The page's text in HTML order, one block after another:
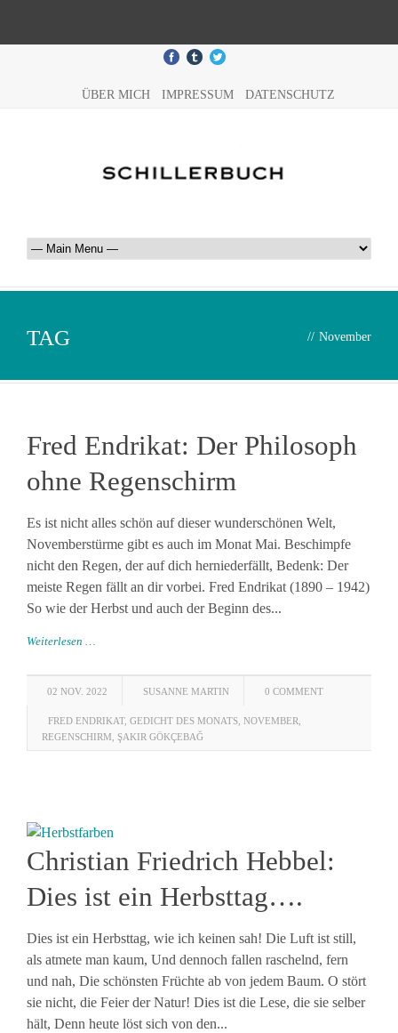
ÜBER MICH IMPRESSUM DATENSCHUTZ
TAG // November
Fred Endrikat: Der Philosoph
ohne Regenschirm
Es ist nicht alles schön auf dieser wunderschönen Welt,
Novemberstürme gibt es auch im Monat Mai. Beschimpfe
nicht den Regen, der auf dich herniederfällt, Bedenk: Der
meiste Regen fällt an dir vorbei. Fred Endrikat (1890 – 1942)
So wie der Herbst und auch der Beginn des...
Weiterlesen …
02 NOV. 2022 SUSANNE MARTIN 0 COMMENT
FRED ENDRIKAT, GEDICHT DES MONATS NOVEMBER
REGENSCHIRM ŞAKIR GÖKÇEBAĞ
Christian Friedrich Hebbel:
Dies ist ein Herbsttag….
Dies ist ein Herbsttag, wie ich keinen sah! Die Luft ist still,
als atmete man kaum, Und dennoch fallen raschelnd, fern
und nah, Die schönsten Früchte ab von jedem Baum. O stört
sie nicht, die Feier der Natur! Dies ist die Lese, die sie selber
hält, Denn heute löst sich von den...